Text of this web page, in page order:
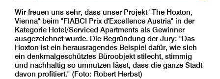
Wir freuen uns sehr, dass unser Projekt "The Hoxton,
Vienna" beim "FIABCI Prix d'Excellence Austria" in der
Kategorie Hotel/Serviced Apartments als Gewinner
ausgezeichnet wurde. Die Begründung der Jury: "Das
Hoxton ist ein herausragendes Beispiel dafür, wie sich
ein denkmalgeschütztes Büroobjekt stilecht, stimmig
und nachhaltig so umnutzen lässt, dass die ganze Stadt
davon profitiert." (Foto: Robert Herbst)